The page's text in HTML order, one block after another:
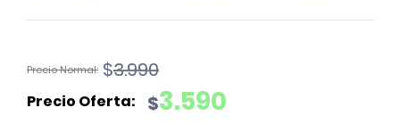
$3.990
El
original
$3.590
El
actual